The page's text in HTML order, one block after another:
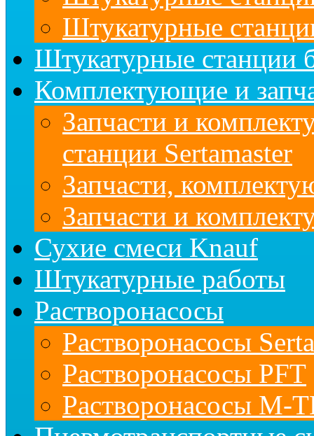
Штукатурные
Штукатурные станции
Комплектующие и
Запчасти и
станции Sertamaster
Запчасти,
Запчасти и
Сухие смеси Knauf
Штукатурные работы
Растворонасосы
Растворонасосы
Растворонасосы PFT
Растворонасосы M-